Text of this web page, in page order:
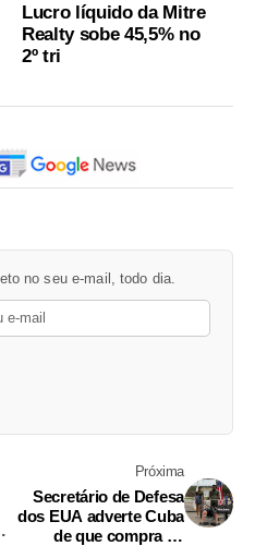
Lucro líquido da Mitre
Realty sobe 45,5% no
2º tri
no seu e-mail, todo dia.
Próxima
Secretário de Defesa
dos EUA adverte Cuba
de que compra de